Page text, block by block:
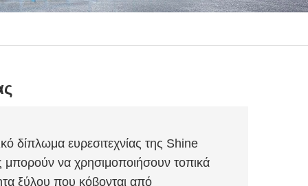
δίπλωμα ευρεσιτεχνίας της Shine
να χρησιμοποιήσουν τοπικά
ξύλου που κόβονται από